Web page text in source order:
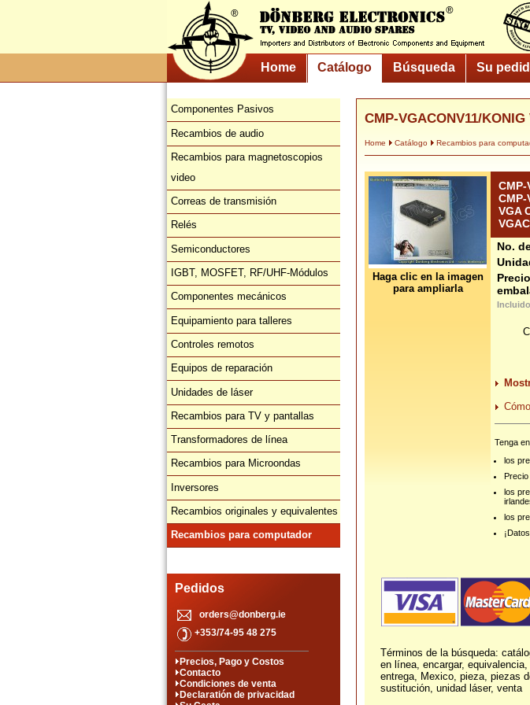
Home Catálogo Búsqueda Su
Componentes Pasivos
Recambios de audio
Recambios para magnetoscopios
video
Correas de transmisión
Relés
Semiconductores
IGBT, MOSFET, RF/UHF-Módulos
Componentes mecánicos
Equipamiento para talleres
Controles remotos
Equipos de reparación
Unidades de láser
Recambios para TV y pantallas
Transformadores de línea
Recambios para Microondas
Inversores
Recambios originales y equivalentes
Recambios para computador
Pedidos
orders@donberg.ie
+353/74-95 48 275
Precios, Pago y Costos
Contacto
Condiciones de venta
Declaratión de privacidad
CMP-VGACONV11/
Home Catálogo Recambios para
Haga clic en la imagen
para ampliarla
CMP-
CMP-
VGA
No.
Tenga
los
los
los
Términos de la búsqueda:
en línea, encargar,
entrega, Mexico, pieza, piezas
sustitución, unidad láser, venta